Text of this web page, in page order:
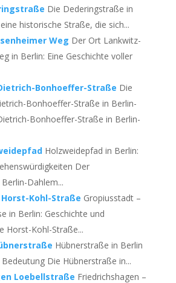
Die Dederingstraße in
historische Straße, die sich...
Weg Der Ort Lankwitz-
in Berlin: Eine Geschichte voller
Bonhoeffer-Straße Die
Bonhoeffer-Straße in Berlin-
Bonhoeffer-Straße in Berlin-
Holzweidepfad in Berlin:
Der
Dahlem...
Kohl-Straße Gropiusstadt –
in Berlin: Geschichte und
Horst-Kohl-Straße...
Hübnerstraße in Berlin
Die Hübnerstraße in...
Loebellstraße Friedrichshagen –